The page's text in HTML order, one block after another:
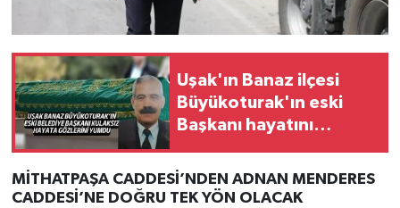
Uşak'ın Banaz ilçesi
Büyükoturak'ın eski
Başkanı hayatını
MİTHATPAŞA CADDESİ’NDEN ADNAN MENDERES
CADDESİ’NE DOĞRU TEK YÖN OLACAK